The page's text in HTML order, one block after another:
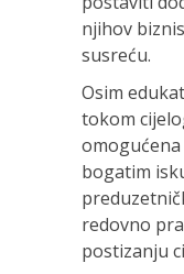
njihov
susreću.
Osim
tokom
bogatim
redovno
postizanju